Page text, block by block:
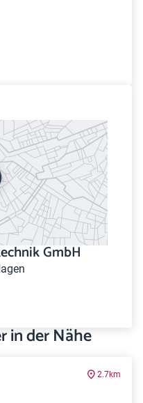
GmbH
in der Nähe
2.7km